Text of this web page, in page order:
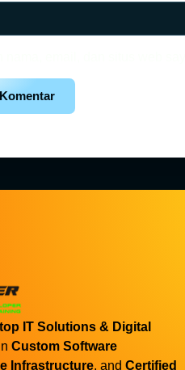
IT Solutions & Digital
Custom Software
Infrastructure, and Certified